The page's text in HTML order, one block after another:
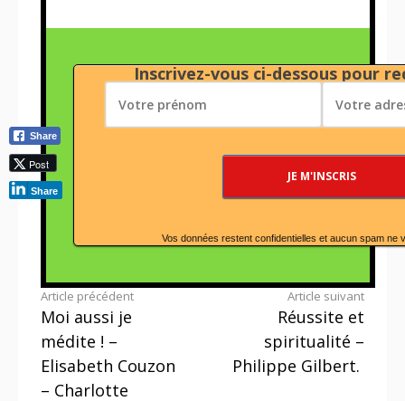
Inscrivez-vous ci-dessous pour
Vos données restent confidentielles et aucun spam ne
Lire
la
suite
Article précédent
Moi aussi je
médite ! –
Elisabeth Couzon
– Charlotte
Article suivant
Réussite et
spiritualité –
Philippe Gilbert.
Share
Post
Share